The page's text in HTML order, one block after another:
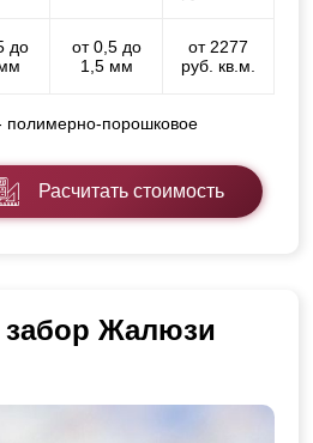
до
от 0,5 до
1,5 мм
от 2277
руб. кв.м.
порошковое
Расчитать стоимость
Жалюзи